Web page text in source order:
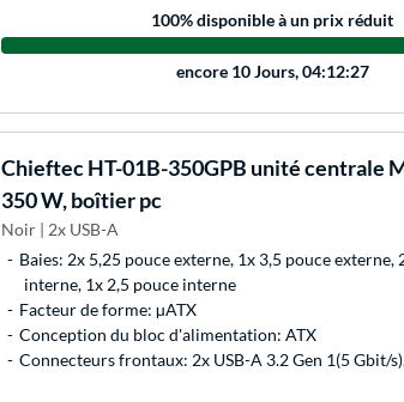
100% disponible à un prix réduit
encore 10 Jours, 04:12:27
ChieftecHT-01B-350GPB unité centrale
350 W, boîtier pc
Noir | 2x USB-A
Baies: 2x 5,25 pouce externe, 1x 3,5 pouce externe,
interne, 1x 2,5 pouce interne
Facteur de forme: µATX
Conception du bloc d'alimentation: ATX
Connecteurs frontaux: 2x USB-A 3.2 Gen 1(5 Gbit/